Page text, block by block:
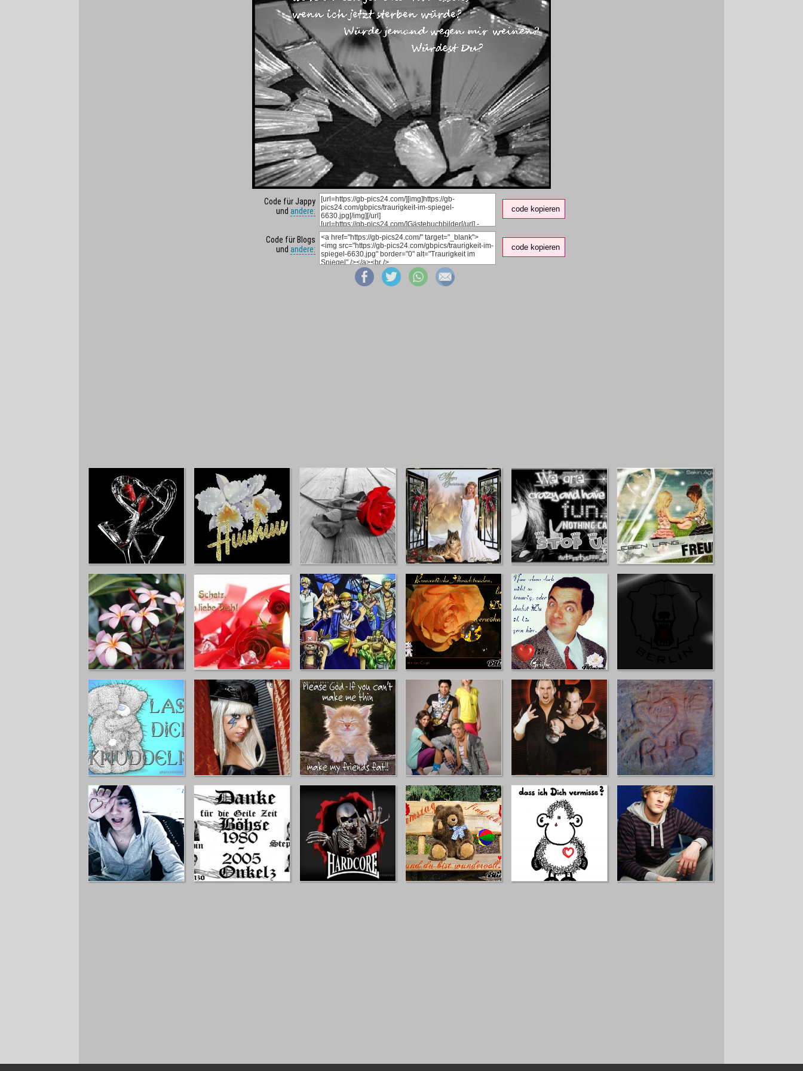
Code für Jappy
und andere: code kopieren
Code für Blogs
und andere: code kopieren